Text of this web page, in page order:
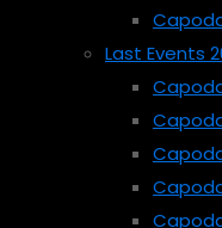
Last Events